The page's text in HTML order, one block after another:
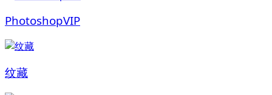
PhotoshopVIP
纹藏